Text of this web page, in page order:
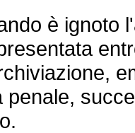
è ignoto